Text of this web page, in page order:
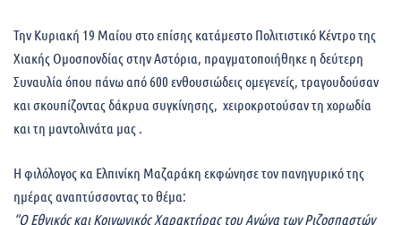
Την Κυριακή 19 Μαίου στο επίσης κατάμεστο Πολιτιστικό Κέντρο της
Χιακής Ομοσπονδίας στην Αστόρια, πραγματοποιήθηκε η δεύτερη
Συναυλία όπου πάνω από 600 ενθουσιώδεις ομεγενείς, τραγουδούσαν
και σκουπίζοντας δάκρυα συγκίνησης, χειροκροτούσαν τη χορωδία
και τη μαντολινάτα μας .
Η φιλόλογος κα Ελπινίκη Μαζαράκη εκφώνησε τον πανηγυρικό της
ημέρας αναπτύσσοντας το θέμα:
“Ο Εθνικός και Κοινωνικός Χαρακτήρας του Αγώνα των Ριζοσπαστών